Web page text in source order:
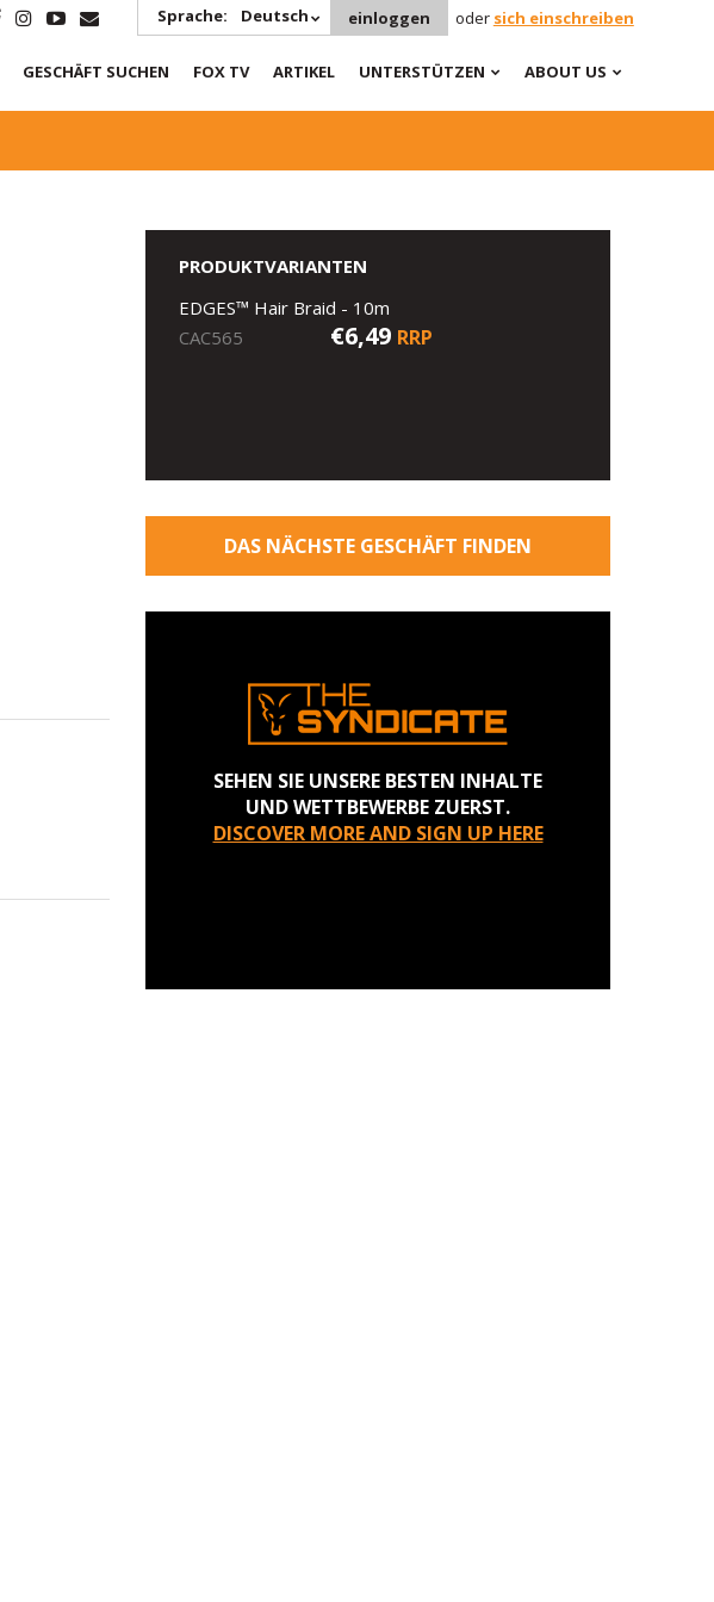
Sprache: Deutsch einloggen oder sich einschreiben
GESCHÄFT SUCHEN FOX TV ARTIKEL UNTERSTÜTZEN ABOUT US
PRODUKTVARIANTEN
EDGES™ Hair Braid - 10m
CAC565
€6,49 RRP
DAS NÄCHSTE GESCHÄFT FINDEN
SEHEN SIE UNSERE BESTEN INHALTE
UND WETTBEWERBE ZUERST.
DISCOVER MORE AND SIGN UP HERE